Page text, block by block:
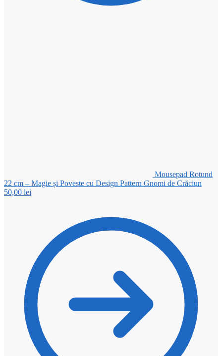
Mousepad Rotund
22 cm – Magie și Poveste cu Design Pattern Gnomi de Crăciun
50,00 lei